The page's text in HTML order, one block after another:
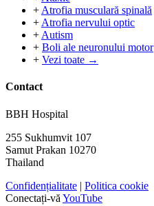
+ Atrofia musculară spinală
+ Atrofia nervului optic
+ Autism
+ Boli ale neuronului motor
+ Vezi toate →
Contact
BBH Hospital
255 Sukhumvit 107
Samut Prakan 10270
Thailand
Confidențialitate | Politica cookie
Conectați-vă YouTube